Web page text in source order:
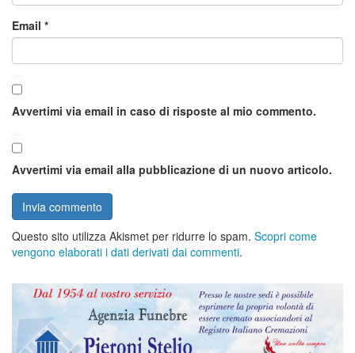
Email *
Avvertimi via email in caso di risposte al mio commento.
Avvertimi via email alla pubblicazione di un nuovo articolo.
Questo sito utilizza Akismet per ridurre lo spam. Scopri come
vengono elaborati i dati derivati dai commenti.